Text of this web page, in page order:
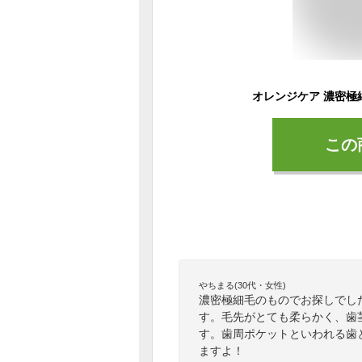
こ
やちまる(30代・女性)
濃密極細毛のものでお探しで
す。毛先がとても柔らかく、
す。歯周ポケットといわれる
ますよ！